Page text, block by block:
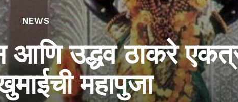
NEWS
उद्धव ठाकरे
महापुजा